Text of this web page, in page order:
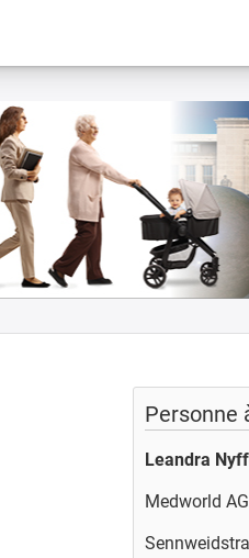
Personne
Leandra
Medworld AG